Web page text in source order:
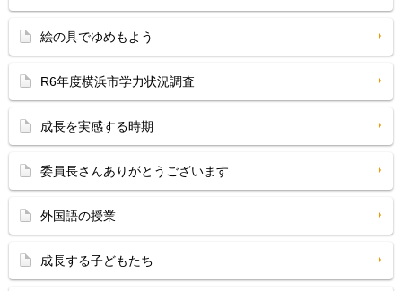
絵の具でゆめもよう
R6年度横浜市学力状況調査
成長を実感する時期
委員長さんありがとうございます
外国語の授業
成長する子どもたち